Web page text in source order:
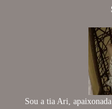
Sou a tia Ari,